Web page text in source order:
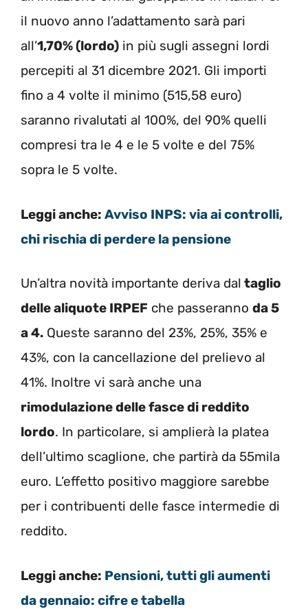
il nuovo anno l’adattamento sarà pari
all’1,70% (lordo) in più sugli assegni lordi
percepiti al 31 dicembre 2021. Gli importi
fino a 4 volte il minimo (515,58 euro)
saranno rivalutati al 100%, del 90% quelli
compresi tra le 4 e le 5 volte e del 75%
sopra le 5 volte.
Leggi anche: Avviso INPS: via ai controlli,
chi rischia di perdere la pensione
Un’altra novità importante deriva dal taglio
delle aliquote IRPEF che passeranno da 5
a 4. Queste saranno del 23%, 25%, 35% e
43%, con la cancellazione del prelievo al
41%. Inoltre vi sarà anche una
rimodulazione delle fasce di reddito
lordo. In particolare, si amplierà la platea
dell’ultimo scaglione, che partirà da 55mila
euro. L’effetto positivo maggiore sarebbe
per i contribuenti delle fasce intermedie di
reddito.
Leggi anche: Pensioni, tutti gli aumenti
da gennaio: cifre e tabella